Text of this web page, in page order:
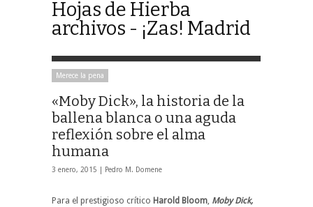
Hojas de Hierba
archivos - ¡Zas! Madrid
Merece la pena
«Moby Dick», la historia de la
ballena blanca o una aguda
reflexión sobre el alma
humana
3 enero, 2015 | Pedro M. Domene
Para el prestigioso crítico Harold Bloom Moby Dick,